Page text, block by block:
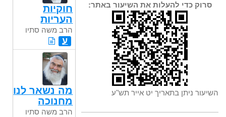
סרוק כדי להעלות את השיעור באתר:
השיעור ניתן בתאריך יט אייר תש"ע
חוקיות
העריות
הרב משה סתיו
ע
מה נשאר לנו
מחנוכה
הרב משה סתיו